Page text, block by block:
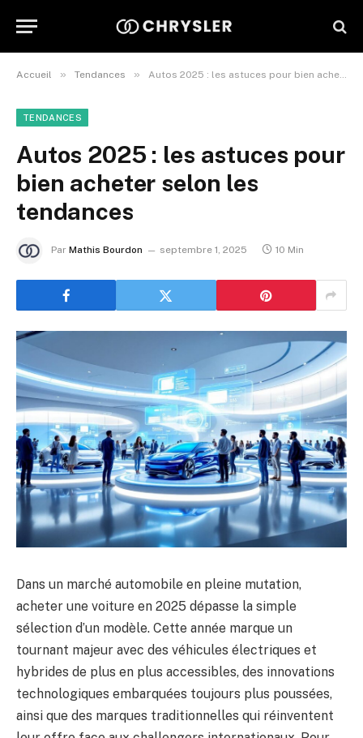
Accueil » Tendances » Autos 2025 : les astuces pour bien acheter selon les tendances
TENDANCES
Autos 2025 : les astuces pour
bien acheter selon les
tendances
Par Mathis Bourdon septembre 1, 2025 10 Min
Dans un marché automobile en pleine mutation,
acheter une voiture en 2025 dépasse la simple
sélection d’un modèle. Cette année marque un
tournant majeur avec des véhicules électriques et
hybrides de plus en plus accessibles, des innovations
technologiques embarquées toujours plus poussées,
ainsi que des marques traditionnelles qui réinventent